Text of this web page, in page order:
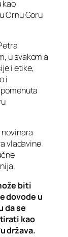
kao
Crnu Goru
u svakom a
i etike,
i
vladavine
biti
dovode u
da se
kao
država.